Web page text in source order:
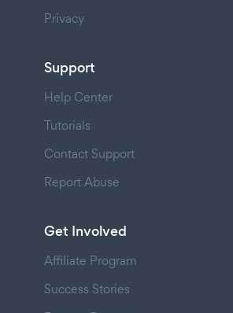
Privacy
Support
Help Center
Tutorials
Contact Support
Report Abuse
Get Involved
Affiliate Program
Success Stories